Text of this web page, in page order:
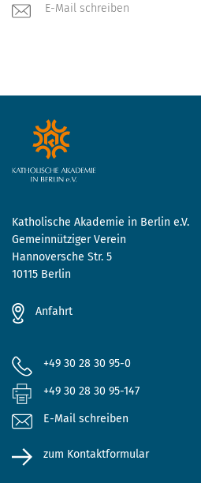
E-Mail schreiben
Katholische Akademie in Berlin e.V.
Gemeinnütziger Verein
Hannoversche Str. 5
10115 Berlin
Anfahrt
+49 30 28 30 95-0
+49 30 28 30 95-147
E-Mail schreiben
zum Kontaktformular